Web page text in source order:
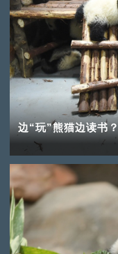
边“玩”熊猫边读书